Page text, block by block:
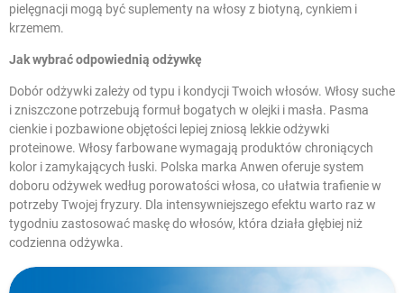
pielęgnacji mogą być suplementy na włosyz biotyną, cynkiem i
krzemem.
Jak wybrać odpowiednią odżywkę
Dobór odżywki zależy od typu i kondycji Twoich włosów. Włosy suche
i zniszczone potrzebują formuł bogatych w olejki i masła. Pasma
cienkie i pozbawione objętości lepiej zniosą lekkie odżywki
proteinowe. Włosy farbowane wymagają produktów chroniących
kolor i zamykających łuski. Polska marka Anwen oferuje system
doboru odżywek według porowatości włosa, co ułatwia trafienie w
potrzeby Twojej fryzury. Dla intensywniejszego efektu warto raz w
tygodniu zastosować maskę do włosów, która działa głębiej niż
codzienna odżywka.